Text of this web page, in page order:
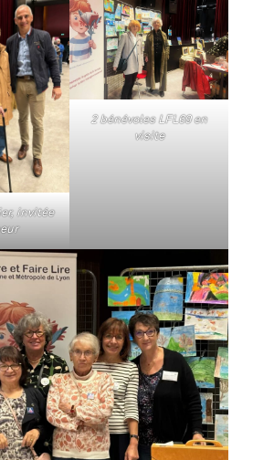
invitée
2 bénévoles LFL69 en
visite